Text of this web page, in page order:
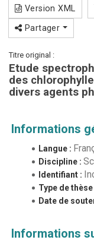
Version XML
Partager
Titre original :
Etude
des
divers agents
Informations
Langue :
Discipline :
Identifiant :
Type de thèse
Date de
Informations